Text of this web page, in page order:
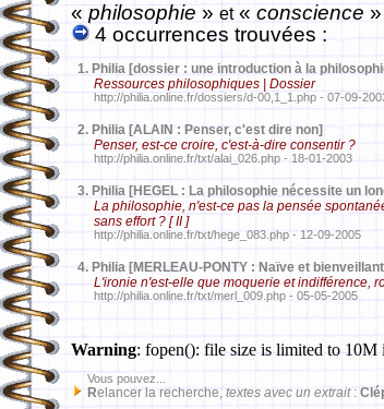
«philosophie » et« conscience »
4 occurrences trouvées :
1. Philia [dossier : une introduction à la
Ressources philosophiques | Dossier
http://philia.online.fr/dossiers/d-00,1_1.php - 07-09-
2. Philia [ALAIN : Penser, c'est dire non]
Penser, est-ce croire, c'est-à-dire consentir ?
http://philia.online.fr/txt/alai_026.php - 18-01-2003
3. Philia [HEGEL : La philosophie nécessite un
La philosophie, n'est-ce pas la pensée
sans effort ? [ II ]
http://philia.online.fr/txt/hege_083.php - 12-09-2005
4. Philia [MERLEAU-PONTY : Naïve et
L'ironie n'est-elle que moquerie et indifférence,
http://philia.online.fr/txt/merl_009.php - 05-05-2005
Warning: fopen(): file size is limited to 10M
Vous pouvez...
Relancer la recherche, textes avec un extrait: